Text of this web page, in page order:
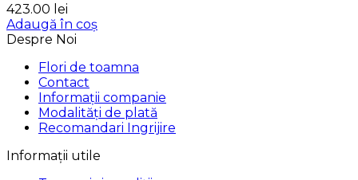
423.00 lei
Adaugă în coș
Despre Noi
Flori de toamna
Contact
Informații companie
Modalități de plată
Recomandari Ingrijire
Informații utile